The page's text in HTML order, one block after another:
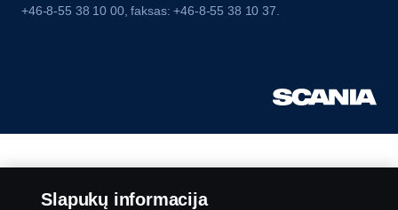
+46-8-55 38 10 00, faksas: +46-8-55 38 10 37.
Slapukų informacija